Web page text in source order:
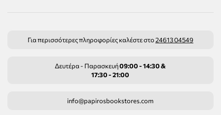
Για περισσότερες πληροφορίες καλέστε στο24613 04549
Δευτέρα - Παρασκευή09:00 - 14:30 &
17:30 - 21:00
info@papirosbookstores.com